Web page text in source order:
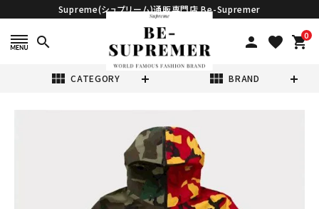
Supreme(シュプリーム)通販専門店 Be-Supremer
search person favorite 0
shopping_cart
view_module CATEGORY view_module BRAND